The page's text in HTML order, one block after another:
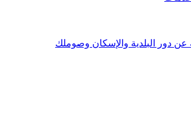
دور البلدية والإسكان وصوملك